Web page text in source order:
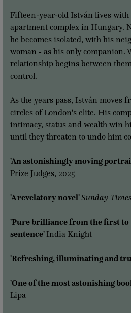
Fifteen-year-old István lives
apartment complex in Hungary.
he becomes isolated, with his
woman - as his only companion.
relationship begins between
control.
As the years pass, István moves
circles of London's elite. His
intimacy, status and wealth win
until they threaten to undo him
'An astonishingly moving
Prize Judges, 2025
'A revelatory novel'Sunday Times
'Pure brilliance from the first to
sentence' India Knight
'Refreshing, illuminating and
'One of the most astonishing
Lipa